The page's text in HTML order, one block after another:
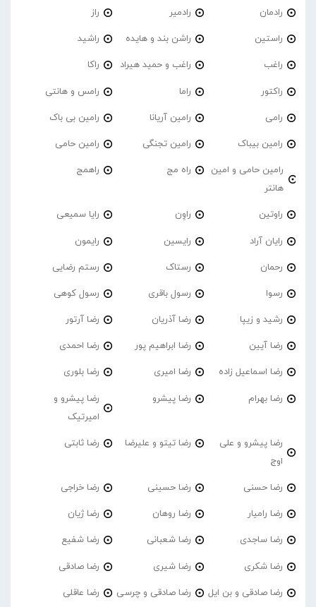
رادمان رادمیر راز
راستین راشن بند و هایده راشید
راغب راغب و حمید هیراد راکا
راکتور راما رامس و هانتی
رامی رامین آریانا رامین بی باک
رامین بیباک رامین تجنگی رامین حامی
رامین حامی و امین
هانتر
راه مج راهمج
راوتین راوِن رایا سمیعی
رایان آراد رایسین رایمون
رحمان رستاک رستم رضایی
رسوا رسول باقری رسول کوهی
رشید و زیپا رضا آذریان رضا آرتور
رضا آیین رضا ابراهیم پور رضا احمدی
رضا اسماعیل زاده رضا امیری رضا بلوری
رضا بهرام رضا پیشرو
رضا پیشرو و
امیرتیک
رضا پیشرو و علی
اوج
رضا تیتو و علیرضا رضا ثابتی
رضا حسنی رضا حسینی رضا خراجی
رضا رامیار رضا روهان رضا ژیان
رضا ساجدی رضا شعبانی رضا شفیع
رضا شکری رضا شیری رضا صادقی
رضا صادقی و بن ایل رضا صادقی و چرسی رضا عاقلی